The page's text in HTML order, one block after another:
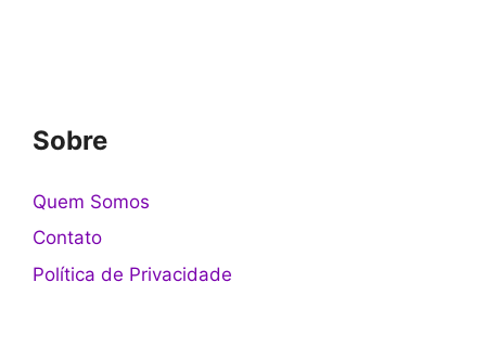
Sobre
Quem Somos
Contato
Política de Privacidade